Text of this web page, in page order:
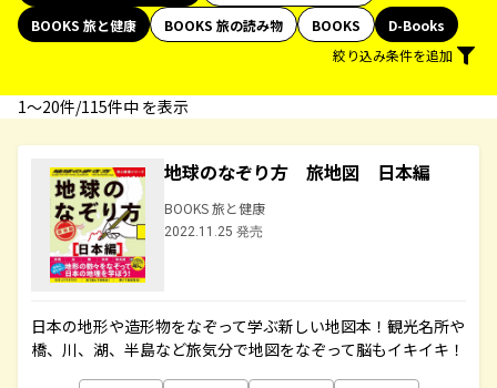
BOOKS 旅と健康
BOOKS 旅の読み物 BOOKS
D-Books
絞り込み条件を追加
1〜20件/115件中 を表示
地球のなぞり方 旅地図 日本編
BOOKS 旅と健康
2022.11.25 発売
日本の地形や造形物をなぞって学ぶ新しい地図本！観光名所や
橋、川、湖、半島など旅気分で地図をなぞって脳もイキイキ！